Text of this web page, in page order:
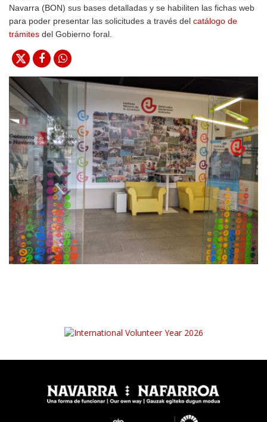
Navarra (BON) sus bases detalladas y se habiliten las fichas web
para poder presentar las solicitudes a través del catálogo de
trámites del Gobierno foral.